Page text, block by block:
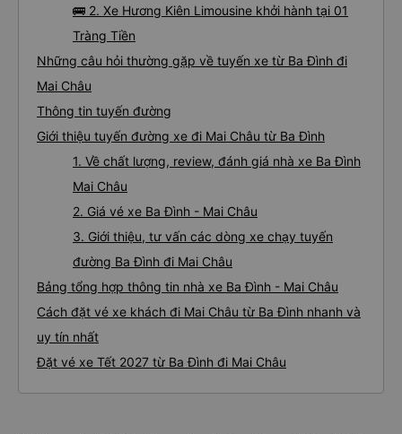
🚌 2. Xe Hương Kiên Limousine khởi hành tại 01
Tràng Tiền
Những câu hỏi thường gặp về tuyến xe từ Ba Đình đi
Mai Châu
Thông tin tuyến đường
Giới thiệu tuyến đường xe đi Mai Châu từ Ba Đình
1. Về chất lượng, review, đánh giá nhà xe Ba Đình
Mai Châu
2. Giá vé xe Ba Đình - Mai Châu
3. Giới thiệu, tư vấn các dòng xe chạy tuyến
đường Ba Đình đi Mai Châu
Bảng tổng hợp thông tin nhà xe Ba Đình - Mai Châu
Cách đặt vé xe khách đi Mai Châu từ Ba Đình nhanh và
uy tín nhất
Đặt vé xe Tết 2027 từ Ba Đình đi Mai Châu